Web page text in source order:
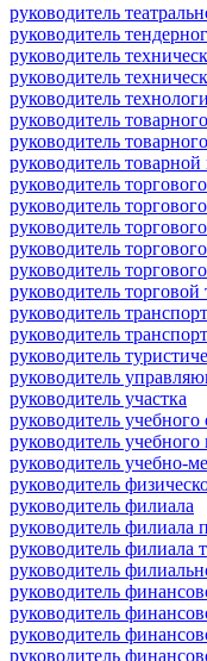
руководитель
руководитель
руководитель
руководитель
руководитель
руководитель
руководитель
руководитель товарной
руководитель
руководитель
руководитель
руководитель
руководитель
руководитель торговой
руководитель
руководитель
руководитель
руководитель
руководитель участка
руководитель учебного
руководитель учебного
руководитель учебно-
руководитель
руководитель филиала
руководитель филиала
руководитель филиала
руководитель
руководитель
руководитель
руководитель
руководитель